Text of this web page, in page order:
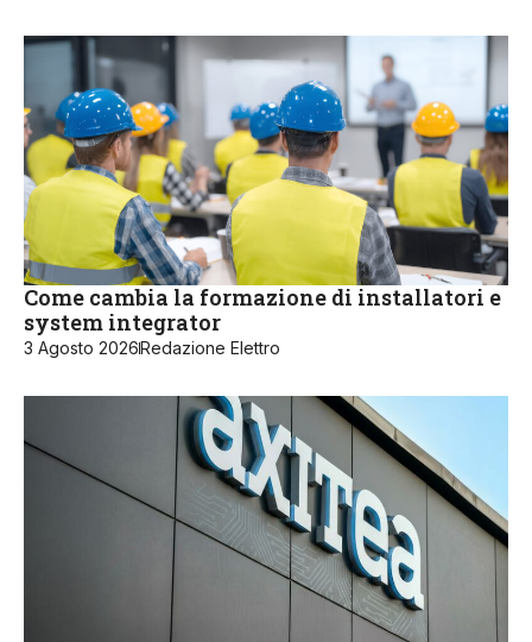
Come cambia la formazione di installatori e
system integrator
3 Agosto 2026Redazione Elettro